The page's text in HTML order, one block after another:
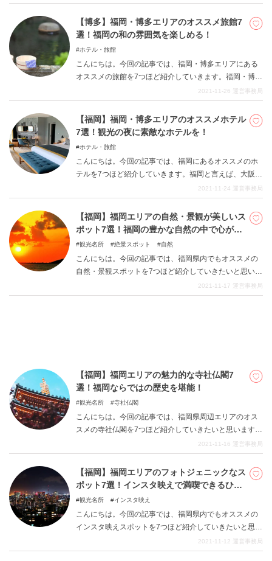
交流拠点として発展、大きな役割を担ってきました。今
回は観光の際に訪れたい歴史や文化を楽しめる博物館・
美術館を厳選して7選ご紹介します。福岡の新たな魅力を
【博多】福岡・博多エリアのオススメ旅館7
選！福岡の和の雰囲気を楽しめる！
ホテル・旅館
こんにちは。今回の記事では、福岡・博多エリアにある
オススメの旅館を7つほど紹介していきます。福岡・博多
エリアと言えば、日本を代表する一大都市であります
が、自然や日本古来の雰囲気といったものも満ち溢れて
おり、大和魂をくすぐるような和の雰囲気があることも
印象的です。洋風のオシャレなホテルに泊まるのではな
博多エリアで楽しい思い出をおつくりください。
2021-11-26 運営事務局
【福岡】福岡・博多エリアのオススメホテル
7選！観光の夜に素敵なホテルを！
ホテル・旅館
こんにちは。今回の記事では、福岡にあるオススメのホ
テルを7つほど紹介していきます。福岡と言えば、大阪・
東京に次いでの日本を代表する一大都市でありますが、
そんな福岡県での観光をお楽しみの後に、素敵なホテル
で一日をしっかり締めくくりましょう。ゆっくりと休む
ことで翌日の観光にも覇気が出てきますし、福岡の楽し
2021-11-24 運営事務局
【福岡】福岡エリアの自然・景観が美しいス
ポット7選！福岡の豊かな自然の中で心が洗
われる！
観光名所 絶景スポット 自然
こんにちは。今回の記事では、福岡県内でもオススメの
自然・景観スポットを7つほど紹介していきたいと思いま
す。福岡県は、周囲の海や豊かな自然を感じさせてくれ
るような魅力的なスポットが多いことが特徴的で、非常
事を参考にして、福岡県の観光を満喫して貰えますと幸
いです。
2021-11-17 運営事務局
【福岡】福岡エリアの魅力的な寺社仏閣7
選！福岡ならではの歴史を堪能！
観光名所 寺社仏閣
こんにちは。今回の記事では、福岡県周辺エリアのオス
スメの寺社仏閣を7つほど紹介していきたいと思います。
福岡県は日本の中でもトップクラスの大都市で、歴史も
非常に深いものとなっています。そのため日本の深い歴
史や伝統にも触れることができ、そうした落ち着いた観
光にもうてつけです。福岡県ならではの観光をして充実
2021-11-16 運営事務局
【福岡】福岡エリアのフォトジェニックなス
ポット7選！インスタ映えで満喫できるひと
時を！
観光名所 インスタ映え
こんにちは。今回の記事では、福岡県内でもオススメの
インスタ映えスポットを7つほど紹介していきたいと思い
ます。福岡県は、日本の中でも大阪・東京に次いでの大
都市である一方で、周囲の海や豊かな自然を感じさせて
2021-11-12 運営事務局